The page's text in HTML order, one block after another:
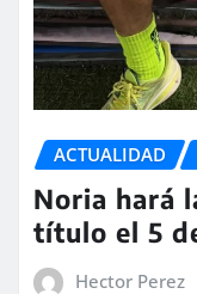
ACTUALIDAD
Noria hará
título el 5
Hector Perez